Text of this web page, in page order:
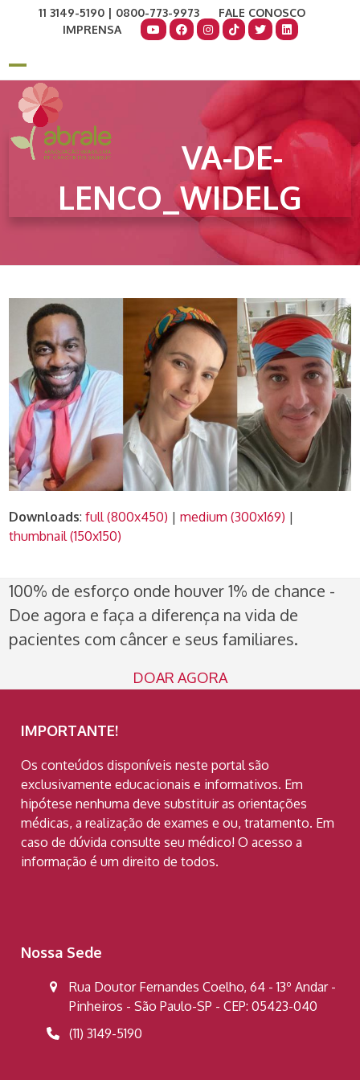
11 3149-5190 | 0800-773-9973
FALE CONOSCO
IMPRENSA
Open
mobile
menu
Close
mobile
menu
VA-DE-
LENCO_WIDELG
Downloads:full (800x450) |medium (300x169) |
thumbnail (150x150)
100% de esforço onde houver 1% de chance -
Doe agora e faça a diferença na vida de
pacientes com câncer e seus familiares.
DOAR AGORA
IMPORTANTE!
Os conteúdos disponíveis neste portal são
exclusivamente educacionais e informativos. Em
hipótese nenhuma deve substituir as orientações
médicas, a realização de exames e ou, tratamento. Em
caso de dúvida consulte seu médico! O acesso a
informação é um direito de todos.
Nossa Sede
Rua Doutor Fernandes Coelho, 64 - 13º Andar -
Pinheiros - São Paulo-SP - CEP: 05423-040
(11) 3149-5190